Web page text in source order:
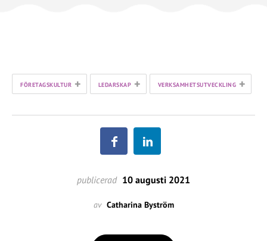
FÖRETAGSKULTUR + LEDARSKAP + VERKSAMHETSUTVECKLING +
publicerad 10 augusti 2021
av Catharina Byström